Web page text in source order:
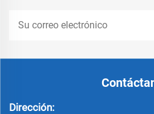
Dirección: